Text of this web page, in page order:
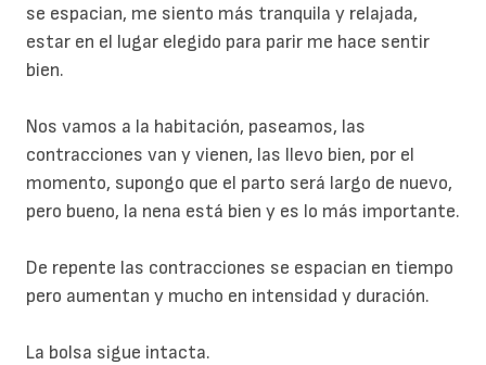
se espacian, me siento más tranquila y relajada,
estar en el lugar elegido para parir me hace sentir
bien.
Nos vamos a la habitación, paseamos, las
contracciones van y vienen, las llevo bien, por el
momento, supongo que el parto será largo de nuevo,
pero bueno, la nena está bien y es lo más importante.
De repente las contracciones se espacian en tiempo
pero aumentan y mucho en intensidad y duración.
La bolsa sigue intacta.